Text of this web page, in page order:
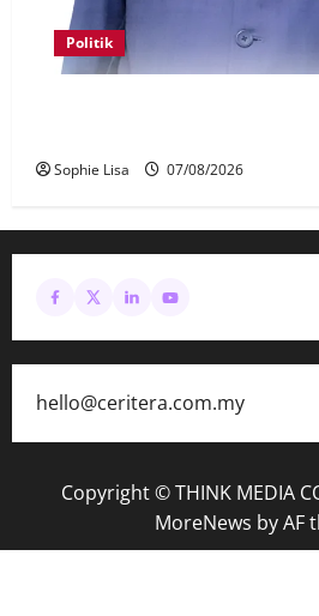
Politik
Sophie Lisa 07/08/2026
hello@ceritera.com.my
Copyright © THINK MEDIA
MoreNews by AF